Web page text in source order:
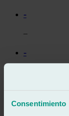
Consentimiento
-
–
-
–